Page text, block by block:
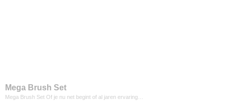
Mega Brush Set
Mega Brush Set Of je nu net begint of al jaren ervaring…